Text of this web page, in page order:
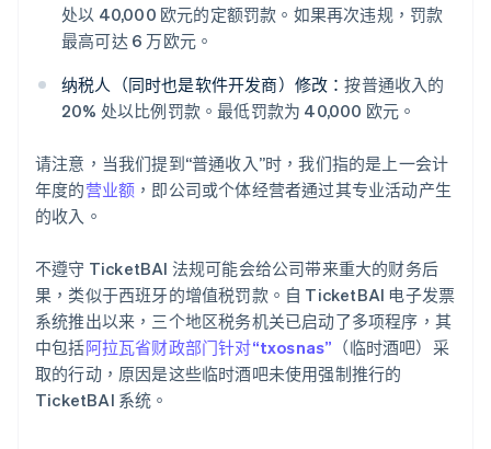
处以 40,000 欧元的定额罚款。如果再次违规，罚款
最高可达 6 万欧元。
纳税人（同时也是软件开发商）修改：按普通收入的
20% 处以比例罚款。最低罚款为 40,000 欧元。
请注意，当我们提到“普通收入”时，我们指的是上一会计
年度的营业额 ，即公司或个体经营者通过其专业活动产生
的收入。
不遵守 TicketBAI 法规可能会给公司带来重大的财务后
果，类似于西班牙的增值税罚款。自 TicketBAI 电子发票
系统推出以来，三个地区税务机关已启动了多项程序，其
中包括阿拉瓦省财政部门针对“txosnas” （临时酒吧）采
取的行动，原因是这些临时酒吧未使用强制推行的
TicketBAI 系统。